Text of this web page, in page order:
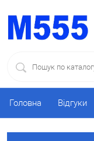
Головна Відгуки